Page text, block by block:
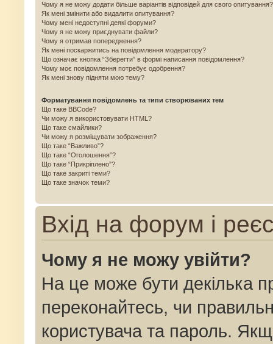
Чому я не можу додати більше варіантів відповідей для свого опитування?
Як мені змінити або видалити опитування?
Чому мені недоступні деякі форуми?
Чому я не можу приєднувати файли?
Чому я отримав попередження?
Як мені поскаржитись на повідомлення модератору?
Що означає кнопка “Зберегти” в формі написання повідомлення?
Чому моє повідомлення потребує одобрення?
Як мені знову підняти мою тему?
Форматування повідомлень та типи створюваних тем
Що таке BBCode?
Чи можу я використовувати HTML?
Що таке смайлики?
Чи можу я розміщувати зображення?
Що таке “Важливо”?
Що таке “Оголошення”?
Що таке “Прикріплено”?
Що таке закриті теми?
Що таке значок теми?
Вхід на форум і
Чому я не можу увійти?
На це може бути декілька
переконайтесь, чи
користувача та пароль.